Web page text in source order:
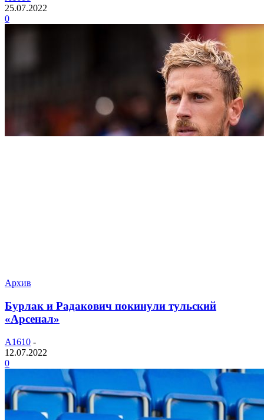
25.07.2022
0
Архив
Бурлак и Радакович покинули тульский
«Арсенал»
A1610 -
12.07.2022
0